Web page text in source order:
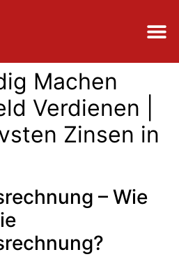
Machen
Verdienen |
Zinsen in
– Wie